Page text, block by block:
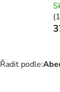
Řadit podle: